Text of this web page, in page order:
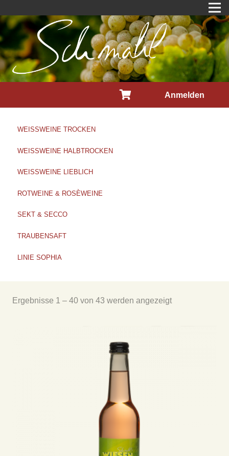
Anmelden
WEISSWEINE TROCKEN
WEISSWEINE HALBTROCKEN
WEISSWEINE LIEBLICH
ROTWEINE & ROSÈWEINE
SEKT & SECCO
TRAUBENSAFT
LINIE SOPHIA
Ergebnisse 1 – 40 von 43 werden angezeigt